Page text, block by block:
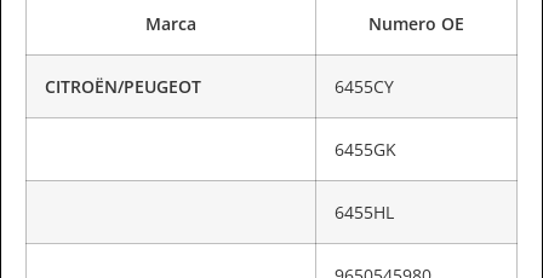
Marca Numero OE
CITROËN/PEUGEOT 6455CY
6455GK
6455HL